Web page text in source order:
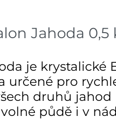
do 7 dnů
Jahoda 0,5
je krystalické
určené pro
druhů jahod
půdě i v